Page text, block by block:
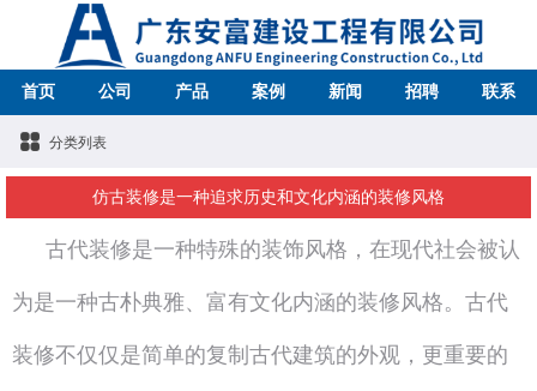
首页 公司 产品 案例 新闻 招聘 联系
分类列表
仿古装修是一种追求历史和文化内涵的装修风格
古代装修是一种特殊的装饰风格，在现代社会被认
为是一种古朴典雅、富有文化内涵的装修风格。古代
装修不仅仅是简单的复制古代建筑的外观，更重要的